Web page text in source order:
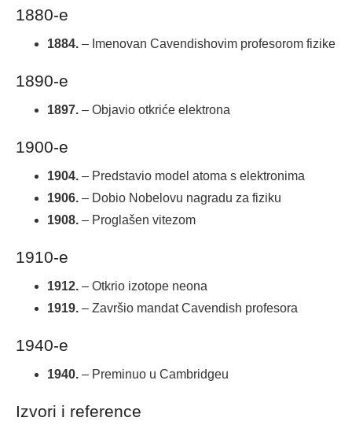
1880-e
1884. – Imenovan Cavendishovim profesorom fizike
1890-e
1897. – Objavio otkriće elektrona
1900-e
1904. – Predstavio model atoma s elektronima
1906. – Dobio Nobelovu nagradu za fiziku
1908. – Proglašen vitezom
1910-e
1912. – Otkrio izotope neona
1919. – Završio mandat Cavendish profesora
1940-e
1940. – Preminuo u Cambridgeu
Izvori i reference